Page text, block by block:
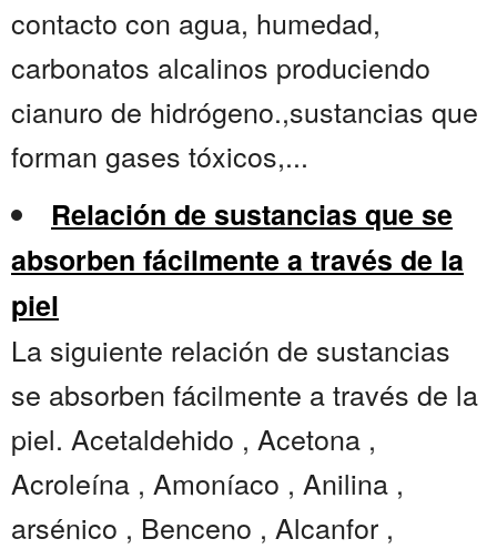
contacto con agua, humedad,
carbonatos alcalinos produciendo
cianuro de hidrógeno.,sustancias que
forman gases tóxicos,...
Relación de sustancias que se
absorben fácilmente a través de la
piel
La siguiente relación de sustancias
se absorben fácilmente a través de la
piel. Acetaldehido , Acetona ,
Acroleína , Amoníaco , Anilina ,
arsénico , Benceno , Alcanfor ,